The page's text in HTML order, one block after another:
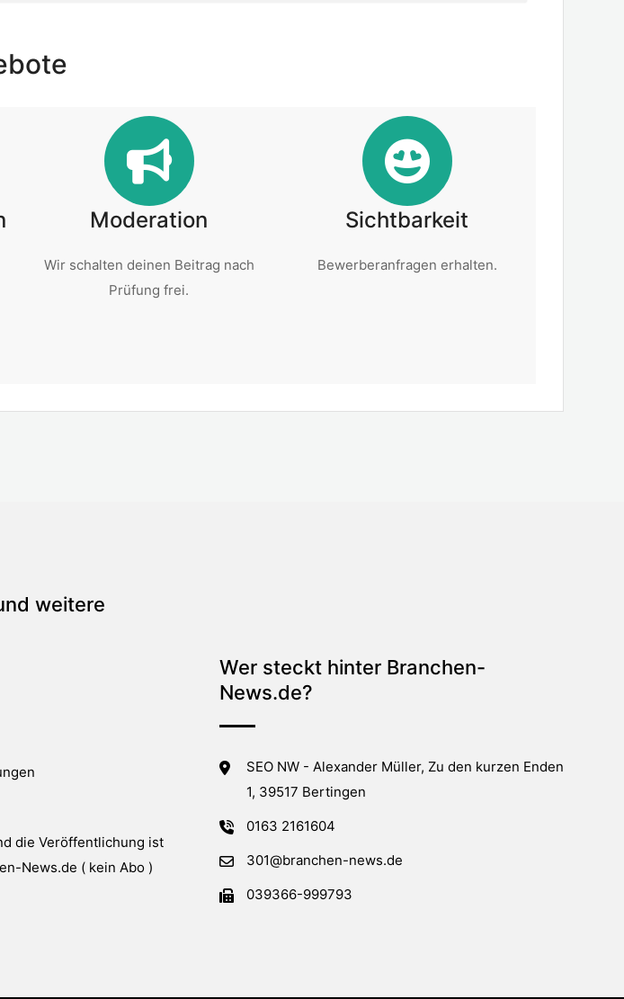
Moderation
Wir schalten deinen Beitrag nach
Prüfung frei.
Sichtbarkeit
Bewerberanfragen erhalten.
weitere
die Veröffentlichung ist
News.de ( kein Abo )
Wer steckt hinter Branchen-
News.de?
SEO NW - Alexander Müller, Zu den kurzen Enden
1, 39517 Bertingen
0163 2161604
301@branchen-news.de
039366-999793